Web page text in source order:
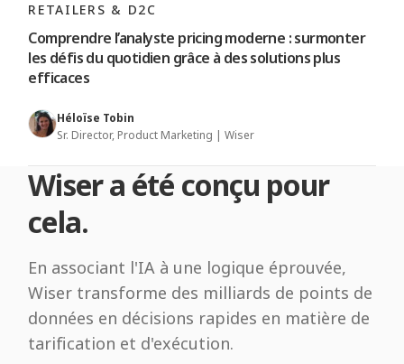
RETAILERS & D2C
Comprendre l’analyste pricing moderne : surmonter
les défis du quotidien grâce à des solutions plus
efficaces
Héloïse Tobin
Sr. Director, Product Marketing | Wiser
Wiser a été conçu pour
cela.
En associant l'IA à une logique éprouvée,
Wiser transforme des milliards de points de
données en décisions rapides en matière de
tarification et d'exécution.